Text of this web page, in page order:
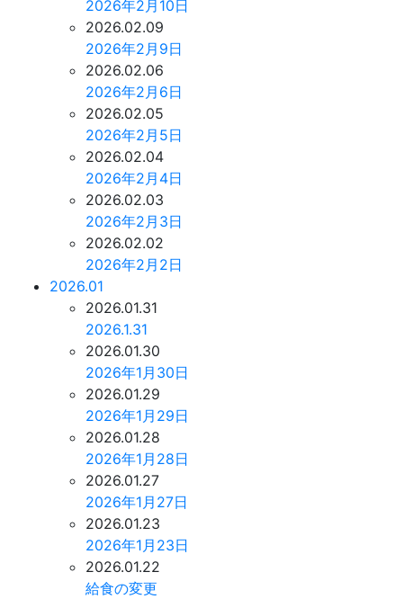
2026年2月10日
2026.02.09
2026年2月9日
2026.02.06
2026年2月6日
2026.02.05
2026年2月5日
2026.02.04
2026年2月4日
2026.02.03
2026年2月3日
2026.02.02
2026年2月2日
2026.01
2026.01.31
2026.1.31
2026.01.30
2026年1月30日
2026.01.29
2026年1月29日
2026.01.28
2026年1月28日
2026.01.27
2026年1月27日
2026.01.23
2026年1月23日
2026.01.22
給食の変更